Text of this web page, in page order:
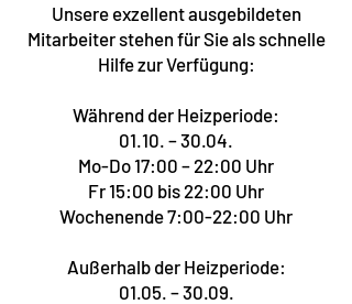
Unsere exzellent ausgebildeten
Mitarbeiter stehen für Sie als schnelle
Hilfe zur Verfügung:
​Während der Heizperiode:
01.10. – 30.04.
Mo-Do 17:00 – 22:00 Uhr
Fr 15:00 bis 22:00 Uhr
Wochenende 7:00-22:00 Uhr
Außerhalb der Heizperiode:
01.05. – 30.09.